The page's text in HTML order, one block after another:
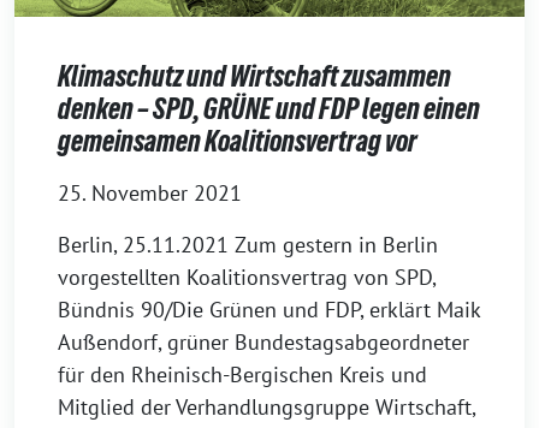
Klimaschutz und Wirtschaft zusammen
denken – SPD, GRÜNE und FDP legen einen
gemeinsamen Koalitionsvertrag vor
25. November 2021
Berlin, 25.11.2021 Zum gestern in Berlin
vorgestellten Koalitionsvertrag von SPD,
Bündnis 90/Die Grünen und FDP, erklärt Maik
Außendorf, grüner Bundestagsabgeordneter
für den Rheinisch-Bergischen Kreis und
Mitglied der Verhandlungsgruppe Wirtschaft,